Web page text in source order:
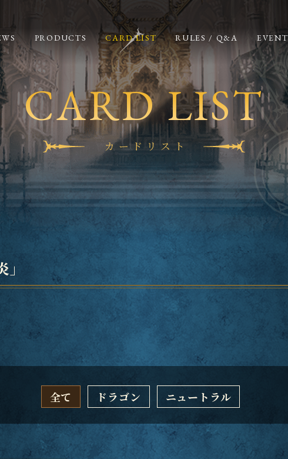
PRODUCTS CARD LIST RULES / Q&A EVENT
CARD LIST
カードリスト
全て ドラゴン ニュートラル